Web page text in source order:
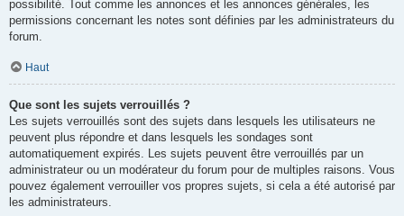
possibilité. Tout comme les annonces et les annonces générales, les
permissions concernant les notes sont définies par les administrateurs du
forum.
Haut
Que sont les sujets verrouillés ?
Les sujets verrouillés sont des sujets dans lesquels les utilisateurs ne
peuvent plus répondre et dans lesquels les sondages sont
automatiquement expirés. Les sujets peuvent être verrouillés par un
administrateur ou un modérateur du forum pour de multiples raisons. Vous
pouvez également verrouiller vos propres sujets, si cela a été autorisé par
les administrateurs.